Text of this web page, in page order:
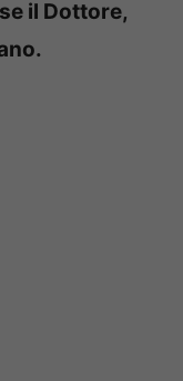
il Dottore,